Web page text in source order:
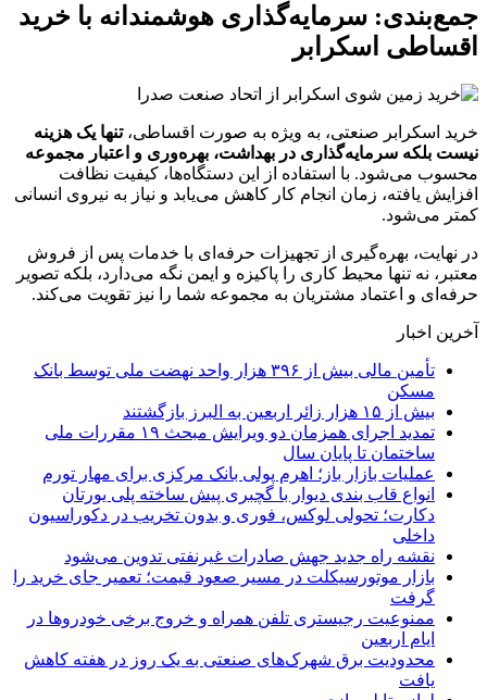
جمع‌بندی: سرمایه‌گذاری هوشمندانه با خرید
اقساطی اسکرابر
خرید اسکرابر صنعتی، به ویژه به صورت اقساطی،تنها یک هزینه
نیست بلکه سرمایه‌گذاری در بهداشت، بهره‌وری و اعتبار مجموعه
محسوب می‌شود. با استفاده از این دستگاه‌ها، کیفیت نظافت
افزایش یافته، زمان انجام کار کاهش می‌یابد و نیاز به نیروی انسانی
کمتر می‌شود.
در نهایت، بهره‌گیری از تجهیزات حرفه‌ای با خدمات پس از فروش
معتبر، نه تنها محیط کاری را پاکیزه و ایمن نگه می‌دارد، بلکه تصویر
حرفه‌ای و اعتماد مشتریان به مجموعه شما را نیز تقویت می‌کند.
آخرین اخبار
تأمین مالی بیش از ۳۹۶ هزار واحد نهضت ملی توسط بانک
مسکن
بیش از ۱۵ هزار زائر اربعین به البرز بازگشتند
تمدید اجرای همزمان دو ویرایش مبحث ۱۹ مقررات ملی
ساختمان تا پایان سال
عملیات بازار باز؛ اهرم پولی بانک مرکزی برای مهار تورم
انواع قاب بندی دیوار با گچبری پیش ساخته پلی یورتان
دکارت؛ تحولی لوکس، فوری و بدون تخریب در دکوراسیون
داخلی
نقشه راه جدید جهش صادرات غیرنفتی تدوین می‌شود
بازار موتورسیکلت در مسیر صعود قیمت؛ تعمیر جای خرید را
گرفت
ممنوعیت رجیستری تلفن همراه و خروج برخی خودروها در
ایام اربعین
محدودیت برق شهرک‌های صنعتی به یک روز در هفته کاهش
یافت